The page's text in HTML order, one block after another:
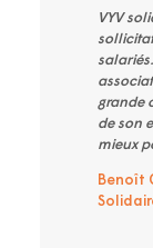
VYV
grande
de son
mieux
Benoît